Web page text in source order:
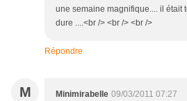
une semaine magnifique.... il était
dure ....<br /> <br /> <br />
Répondre
M Minimirabelle 09/03/2011 07:27